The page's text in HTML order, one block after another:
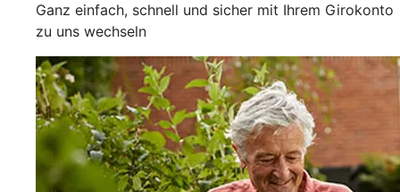
Ganz einfach, schnell und sicher mit Ihrem Girokonto
zu uns wechseln